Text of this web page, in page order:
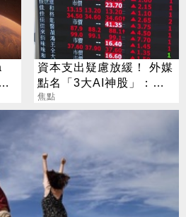
資本支出疑慮放緩！ 外媒
點名「3大AI神股」：沒
它不行
焦點